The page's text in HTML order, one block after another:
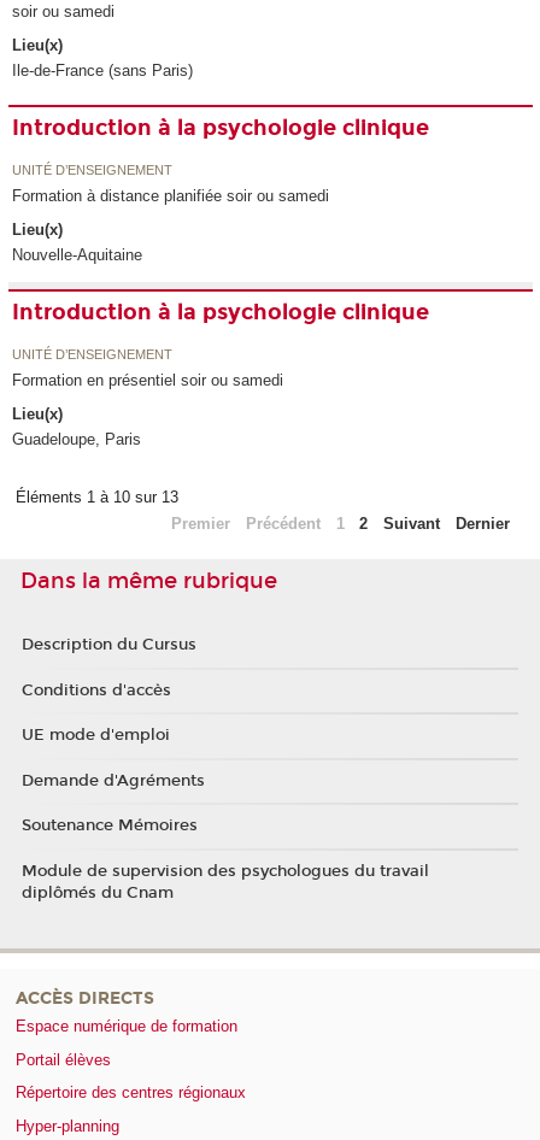
soir ou samedi
Lieu(x)
Ile-de-France (sans Paris)
Introduction à la psychologie clinique
UNITÉ D’ENSEIGNEMENT
Formation à distance planifiée soir ou samedi
Lieu(x)
Nouvelle-Aquitaine
Introduction à la psychologie clinique
UNITÉ D’ENSEIGNEMENT
Formation en présentiel soir ou samedi
Lieu(x)
Guadeloupe, Paris
Éléments 1 à 10 sur 13
Premier
Précédent 1 2 Suivant Dernier
Dans la même rubrique
Description du Cursus
Conditions d'accès
UE mode d'emploi
Demande d'Agréments
Soutenance Mémoires
Module de supervision des psychologues du travail
diplômés du Cnam
ACCÈS DIRECTS
Espace numérique de formation
Portail élèves
Répertoire des centres régionaux
Hyper-planning